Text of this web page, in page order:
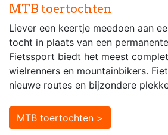
MTB toertochten
Liever een keertje meedoen aan
tocht in plaats van een
Fietssport biedt het meest
wielrenners en mountainbikers.
nieuwe routes en bijzondere
MTB toertochten >